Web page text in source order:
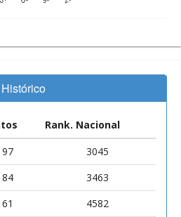
Histórico
Rank. Nacional
97
3045
84
3463
61
4582